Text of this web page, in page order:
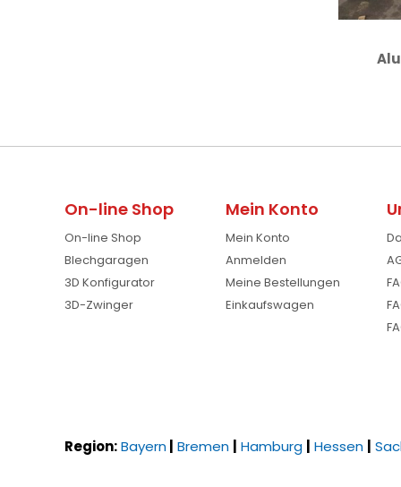
On-line Shop
On-line Shop
Blechgaragen
3D Konfigurator
3D-Zwinger
Mein Konto
Mein Konto
Anmelden
Meine Bestellungen
Einkaufswagen
Region:Bayern Bremen Hamburg Hessen